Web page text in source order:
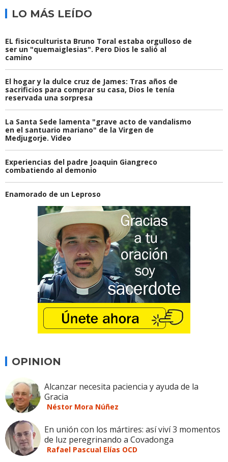
LO MÁS LEÍDO
EL fisicoculturista Bruno Toral estaba orgulloso de
ser un "quemaiglesias". Pero Dios le salió al
camino
El hogar y la dulce cruz de James: Tras años de
sacrificios para comprar su casa, Dios le tenía
reservada una sorpresa
La Santa Sede lamenta "grave acto de vandalismo
en el santuario mariano" de la Virgen de
Medjugorje. Video
Experiencias del padre Joaquin Giangreco
combatiendo al demonio
Enamorado de un Leproso
OPINION
Alcanzar necesita paciencia y ayuda de la
Gracia
Néstor Mora Núñez
En unión con los mártires: así viví 3 momentos
de luz peregrinando a Covadonga
Rafael Pascual Elías OCD